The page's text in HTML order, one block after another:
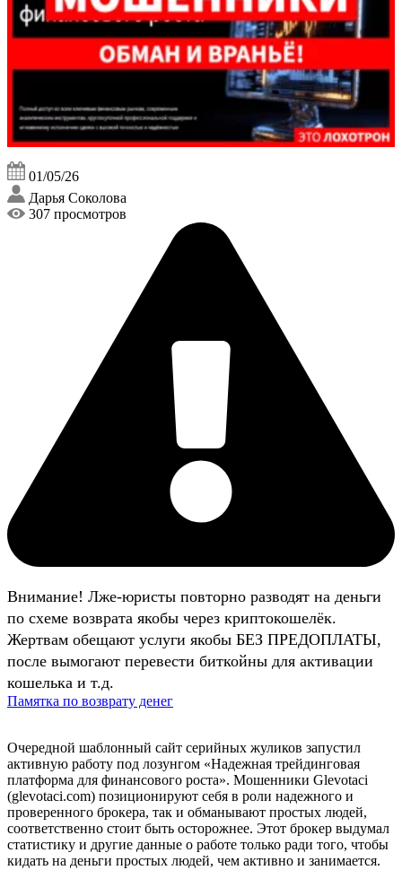
01/05/26
Дарья Соколова
307 просмотров
Внимание! Лже-юристы повторно разводят на деньги
по схеме возврата якобы через криптокошелёк.
Жертвам обещают услуги якобы БЕЗ ПРЕДОПЛАТЫ,
после вымогают перевести биткойны для активации
кошелька и т.д.
Памятка по возврату денег
Очередной шаблонный сайт серийных жуликов запустил
активную работу под лозунгом «Надежная трейдинговая
платформа для финансового роста». Мошенники Glevotaci
(glevotaci.com) позиционируют себя в роли надежного и
проверенного брокера, так и обманывают простых людей,
соответственно стоит быть осторожнее. Этот брокер выдумал
статистику и другие данные о работе только ради того, чтобы
кидать на деньги простых людей, чем активно и занимается.